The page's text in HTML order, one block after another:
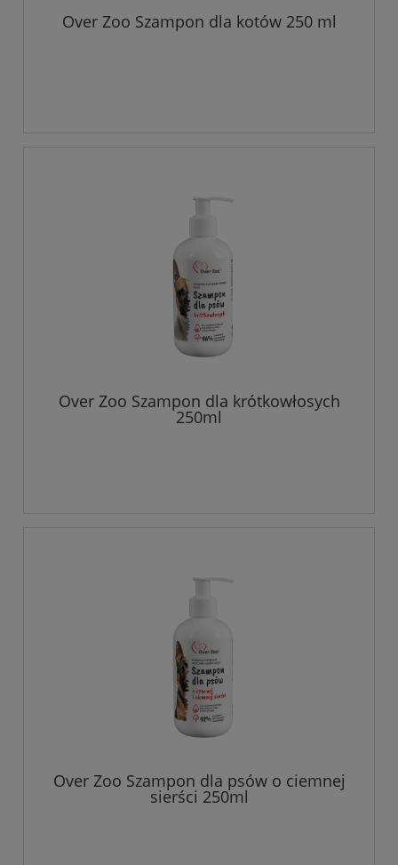
Over Zoo Szampon dla kotów 250 ml
Over Zoo Szampon dla krótkowłosych
250ml
Over Zoo Szampon dla psów o ciemnej
sierści 250ml